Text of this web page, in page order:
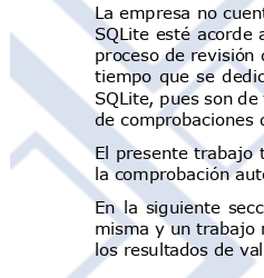
La empresa no
SQLite esté
procesoderevisión
tiempo que se
SQLite, pues son
de comprobaciones
El presente trabajo
la comprobación
En la siguiente
misma y un trabajo
los resultados de